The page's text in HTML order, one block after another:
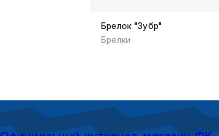
Брелок "Зубр"
Брелки